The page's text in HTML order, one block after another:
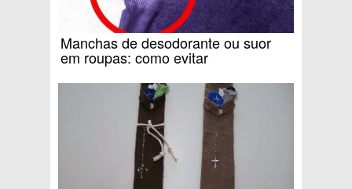
Manchas de desodorante ou suor
em roupas: como evitar